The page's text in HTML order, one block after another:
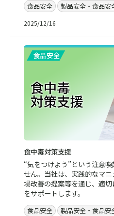
食品安全 製品安全・食品安
2025/12/16
食中毒対策支援
“気をつけよう”という注意
せん。当社は、実践的なマ
場改善の提案等を通じ、適
をサポートします。
食品安全 製品安全・食品安